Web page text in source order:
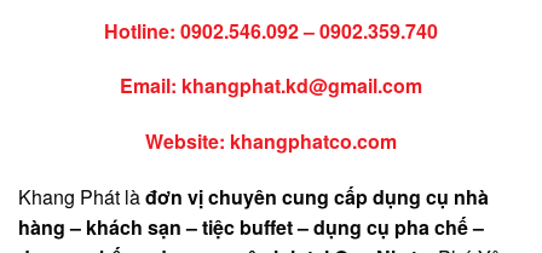
Hotline: 0902.546.092–0902.359.740
Email: khangphat.kd@gmail.com
Website: khangphatco.com
Khang Phát làđơn vịchuyên cung cấp dụng cụ nhà
hàng – khách sạn – tiệc buffet – dụng cụ pha chế –